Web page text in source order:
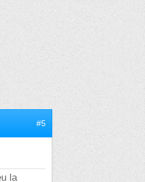
#5
la